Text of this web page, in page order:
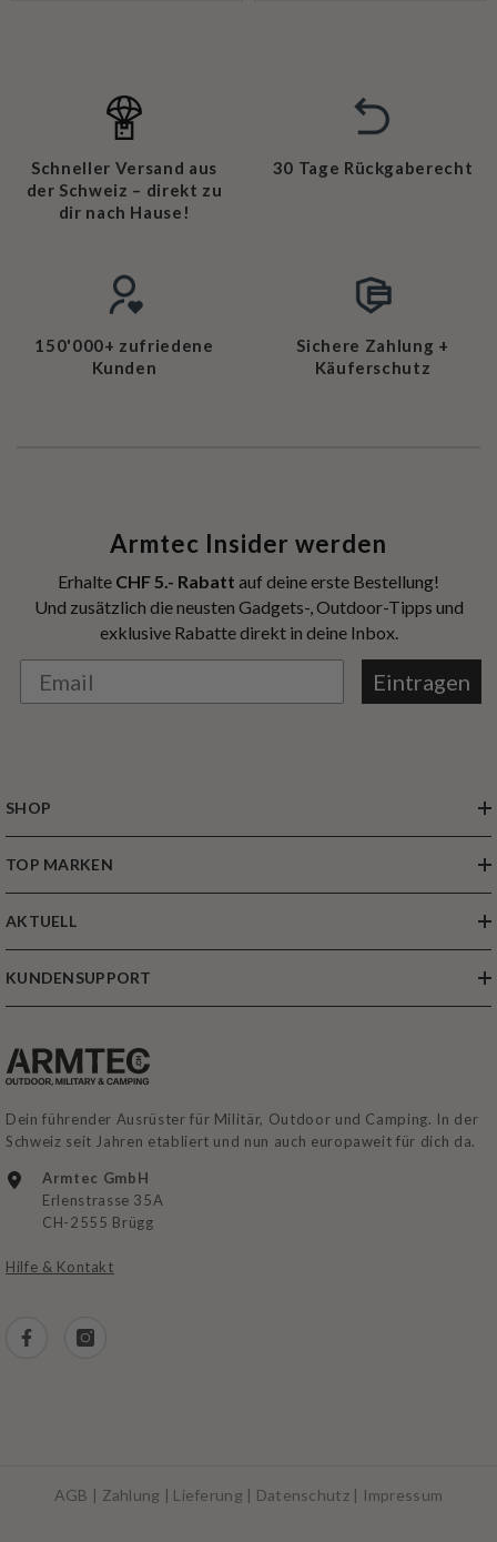
Schneller Versand aus
der Schweiz – direkt zu
dir nach Hause!
30 Tage Rückgaberecht
150'000+ zufriedene
Kunden
Sichere Zahlung +
Käuferschutz
Armtec Insider werden
Erhalte CHF 5.- Rabatt auf deine erste Bestellung!
Und zusätzlich die neusten Gadgets-, Outdoor-Tipps und
exklusive Rabatte direkt in deine Inbox.
Eintragen
SHOP
TOP MARKEN
AKTUELL
KUNDENSUPPORT
Dein führender Ausrüster für Militär, Outdoor und Camping. In der
Schweiz seit Jahren etabliert und nun auch europaweit für dich da.
CH-2555 Brügg
Hilfe & Kontakt
AGB | Zahlung | Lieferung | Datenschutz| Impressum